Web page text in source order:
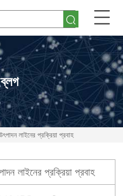
ব্লগ
লাইনের প্রক্রিয়া প্রবাহ
লাইনের প্রক্রিয়া প্রবাহ